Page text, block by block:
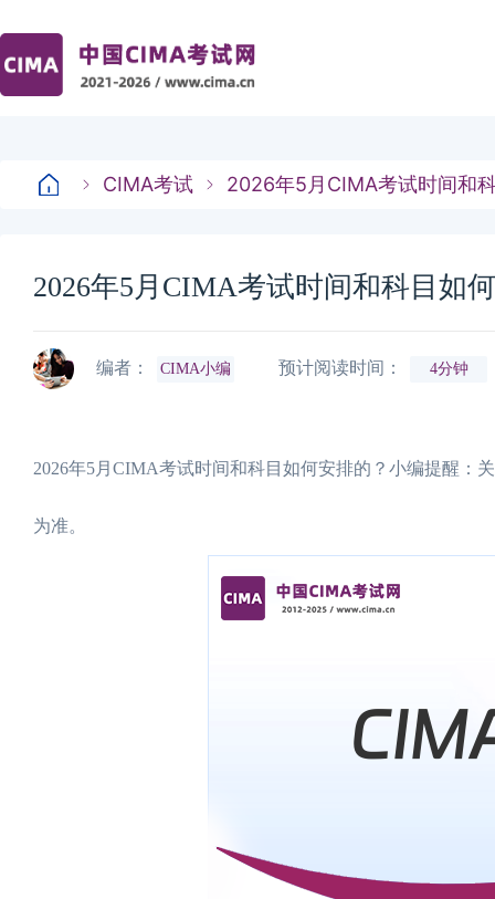
CIMA考试 2026年5月CIMA考试时间和
2026年5月CIMA考试时间和科目如
编者： CIMA小编 预计阅读时间： 4分钟
2026年5月CIMA考试时间和科目如何安排的？小编提醒：
为准。